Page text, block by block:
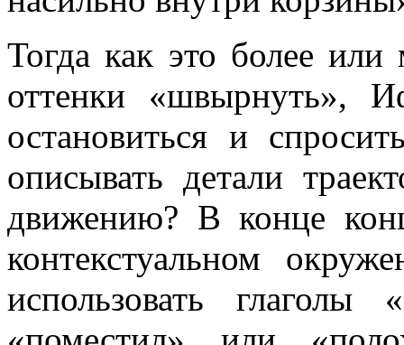
Тогда как это более или
оттенки «швырнуть»,
остановиться и
описывать детали
движению? В конце
контекстуальном
использовать